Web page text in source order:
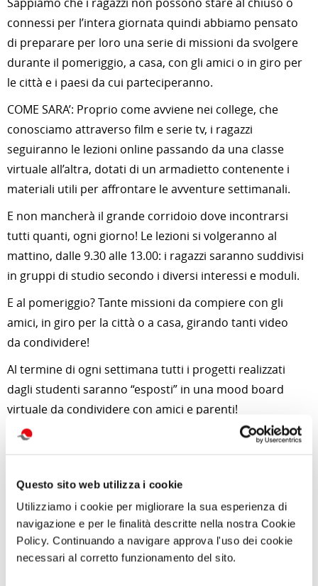
Questo sito web utilizza i cookie
Utilizziamo i cookie per migliorare la sua esperienza di
navigazione e per le finalità descritte nella nostra Cookie
Policy. Continuando a navigare approva l'uso dei cookie
necessari al corretto funzionamento del sito.
connessi per l’intera giornata quindi abbiamo pensato
di preparare per loro una serie di missioni da svolgere
durante il pomeriggio, a casa, con gli amici o in giro per
le città e i paesi da cui parteciperanno.
COME SARA’: Proprio come avviene nei college, che
conosciamo attraverso film e serie tv, i ragazzi
seguiranno le lezioni online passando da una classe
virtuale all’altra, dotati di un armadietto contenente i
materiali utili per affrontare le avventure settimanali.
E non mancherà il grande corridoio dove incontrarsi
tutti quanti, ogni giorno! Le lezioni si volgeranno al
mattino, dalle 9.30 alle 13.00: i ragazzi saranno suddivisi
in gruppi di studio secondo i diversi interessi e moduli.
E al pomeriggio? Tante missioni da compiere con gli
amici, in giro per la città o a casa, girando tanti video
da condividere!
Al termine di ogni settimana tutti i progetti realizzati
dagli studenti saranno “esposti” in una mood board
virtuale da condividere con amici e parenti!
di Redazione Cralt Magazine
16 Giugno 2020
attività correlate: